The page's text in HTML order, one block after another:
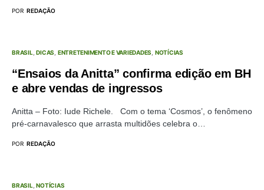
POR REDAÇÃO
BRASIL DICAS ENTRETENIMENTO E VARIEDADES NOTÍCIAS
“Ensaios da Anitta” confirma edição em BH
e abre vendas de ingressos
Anitta – Foto: Iude Richele. Com o tema ‘Cosmos’, o fenômeno
pré-carnavalesco que arrasta multidões celebra o…
POR REDAÇÃO
BRASIL NOTÍCIAS